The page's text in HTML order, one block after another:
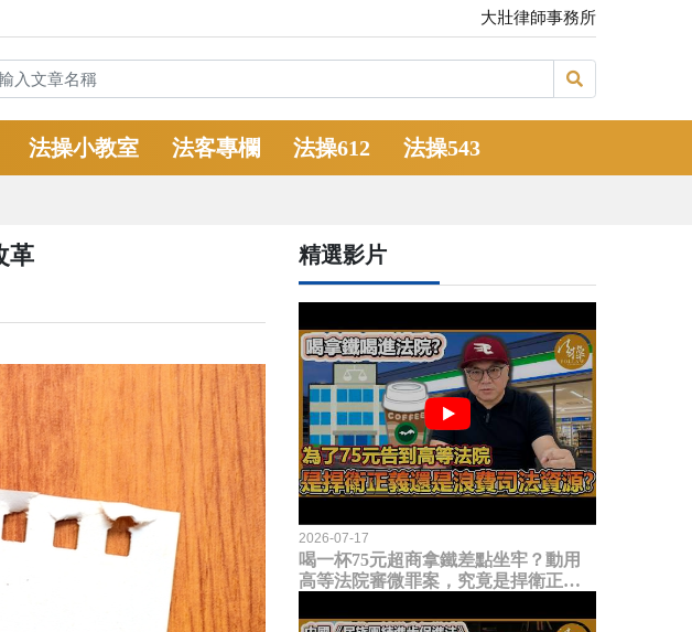
大壯律師事務所
法操小教室 法客專欄 法操612 法操543
革 精選影片
2026-07-17
喝一杯75元超商拿鐵差點坐牢？動用
高等法院審微罪案，究竟是捍衛正義